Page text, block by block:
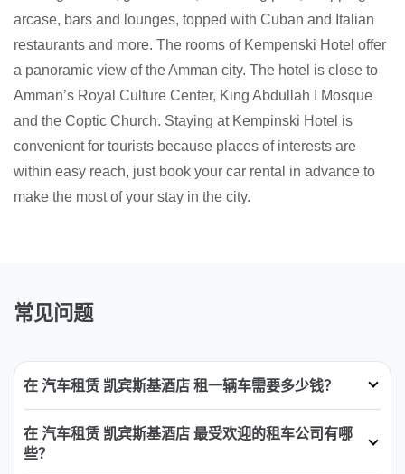
arcase, bars and lounges, topped with Cuban and Italian
restaurants and more. The rooms of Kempenski Hotel offer
a panoramic view of the Amman city. The hotel is close to
Amman’s Royal Culture Center, King Abdullah I Mosque
and the Coptic Church. Staying at Kempinski Hotel is
convenient for tourists because places of interests are
within easy reach, just book your car rental in advance to
make the most of your stay in the city.
常见问题
在 汽车租赁 凯宾斯基酒店 租一辆车需要多少钱？
在 汽车租赁 凯宾斯基酒店 最受欢迎的租车公司有哪
些？